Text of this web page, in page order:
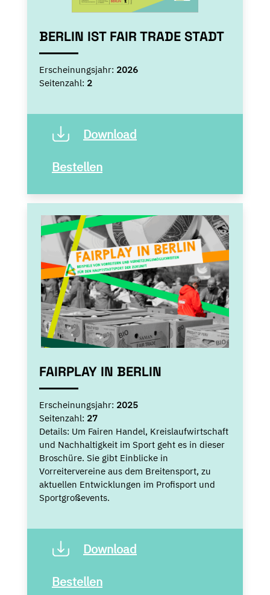
BERLIN IST FAIR TRADE STADT
Erscheinungsjahr: 2026
Seitenzahl: 2
Download
Bestellen
FAIRPLAY IN BERLIN
Erscheinungsjahr: 2025
Seitenzahl: 27
Details: Um Fairen Handel, Kreislaufwirtschaft
und Nachhaltigkeit im Sport geht es in dieser
Broschüre. Sie gibt Einblicke in
Vorreitervereine aus dem Breitensport, zu
aktuellen Entwicklungen im Profisport und
Sportgroßevents.
Download
Bestellen